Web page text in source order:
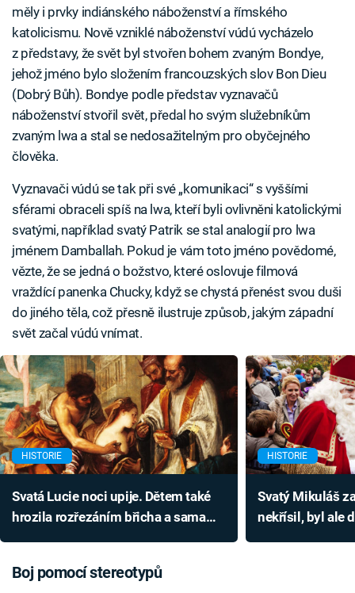
měly i prvky indiánského náboženství a římského
katolicismu. Nově vzniklé náboženství vúdú vycházelo
z představy, že svět byl stvořen bohem zvaným Bondye,
jehož jméno bylo složením francouzských slov Bon Dieu
(Dobrý Bůh). Bondye podle představ vyznavačů
náboženství stvořil svět, předal ho svým služebníkům
zvaným lwa a stal se nedosažitelným pro obyčejného
člověka.
Vyznavači vúdú se tak při své „komunikaci“ s vyššími
sférami obraceli spíš na lwa, kteří byli ovlivněni katolickými
svatými, například svatý Patrik se stal analogií pro lwa
jménem Damballah. Pokud je vám toto jméno povědomé,
vězte, že se jedná o božstvo, které oslovuje filmová
vraždící panenka Chucky, když se chystá přenést svou duši
do jiného těla, což přesně ilustruje způsob, jakým západní
svět začal vúdú vnímat.
HISTORIE
Svatá Lucie noci upije. Dětem také
hrozila rozřezáním břicha a sama
HISTORIE
Svatý Mikuláš
nekřísil, byl ale
Boj pomocí stereotypů